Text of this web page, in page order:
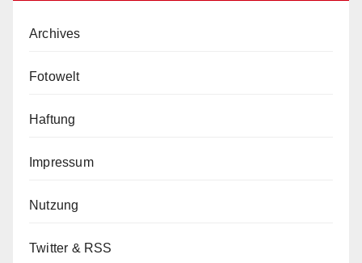
Archives
Fotowelt
Haftung
Impressum
Nutzung
Twitter & RSS